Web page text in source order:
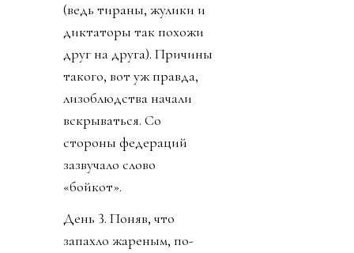
(ведь тираны, жулики и
диктаторы так похожи
друг на друга). Причины
такого, вот уж правда,
лизоблюдства начали
вскрываться. Со
стороны федераций
зазвучало слово
«бойкот».
День 3. Поняв, что
запахло жареным, по-